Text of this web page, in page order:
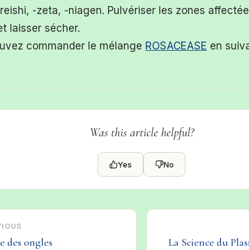
-zeta, -niagen. Pulvériser les zones
laisser sécher.
commander le mélange ROSACEASE en
Was this article helpful?
Yes No
des ongles La Science du